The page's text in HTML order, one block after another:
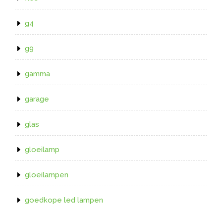
g4
g9
gamma
garage
glas
gloeilamp
gloeilampen
goedkope led lampen